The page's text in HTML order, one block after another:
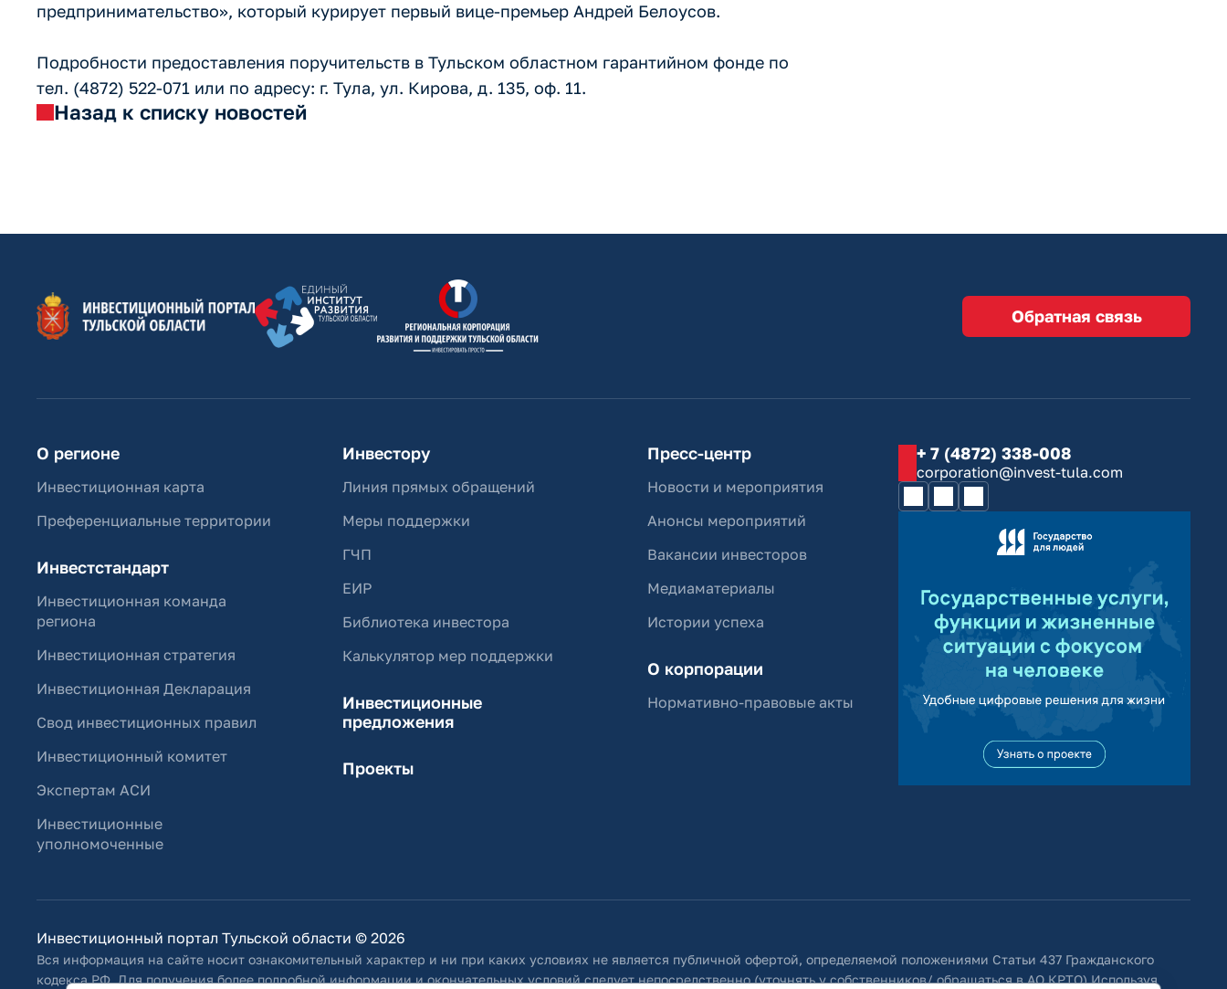
предпринимательство», который курирует первый вице-премьер Андрей Белоусов.
Подробности предоставления поручительств в Тульском областном гарантийном фонде по
тел. (4872) 522-071 или по адресу: г. Тула, ул. Кирова, д. 135, оф. 11.
Назад к списку новостей
Обратная связь
О регионе
Инвестиционная карта
Преференциальные территории
Инвестстандарт
Инвестиционная команда
региона
Инвестиционная стратегия
Инвестиционная Декларация
Свод инвестиционных правил
Инвестиционный комитет
Экспертам АСИ
Инвестиционные
уполномоченные
Инвестору
Линия прямых обращений
Меры поддержки
ГЧП
ЕИР
Библиотека инвестора
Калькулятор мер поддержки
Инвестиционные
предложения
Проекты
Пресс-центр
Новости и мероприятия
Анонсы мероприятий
Вакансии инвесторов
Медиаматериалы
Истории успеха
О корпорации
Нормативно-правовые акты
+ 7 (4872) 338-008
corporation@invest-tula.com
Инвестиционный портал Тульской области © 2026
Вся информация на сайте носит ознакомительный характер и ни при каких условиях не является публичной офертой, определяемой положениями Статьи 437 Гражданского
кодекса РФ. Для получения более подробной информации и окончательных условий следует непосредственно (уточнять у собственников/ обращаться в АО КРТО).Используя